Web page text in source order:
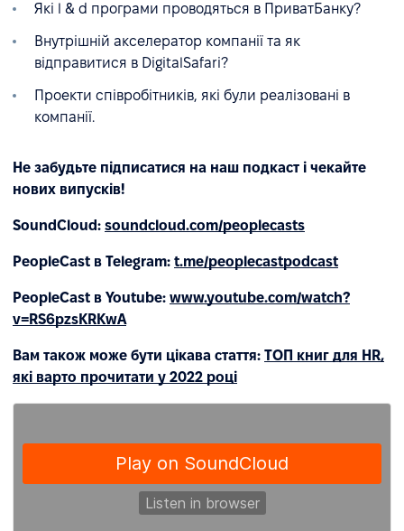
Які l & d програми проводяться в ПриватБанку?
Внутрішній акселератор компанії та як
відправитися в DigitalSafari?
Проекти співробітників, які були реалізовані в
компанії.
Не забудьте підписатися на наш подкаст і чекайте
нових випусків!
SoundCloud: soundcloud.com/peoplecasts
PeopleCast в Telegram: t.me/peoplecastpodcast
PeopleCast в Youtube: www.youtube.com/watch?
v=RS6pzsKRKwA
Вам також може бути цікава стаття: ТОП книг для HR,
які варто прочитати у 2022 році